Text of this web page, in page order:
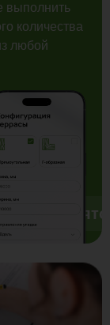
выполнить
количества
любой